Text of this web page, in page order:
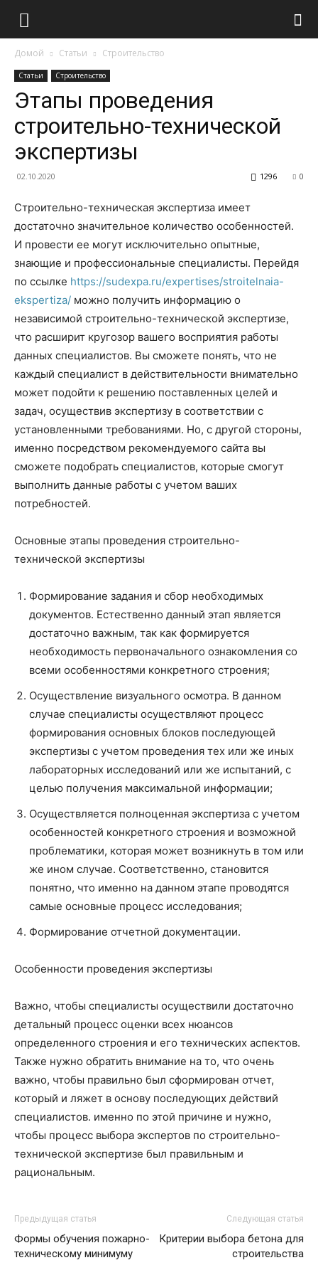
Домой Статьи Строительство
Статьи Строительство
Этапы проведения
строительно-технической
экспертизы
02.10.2020 0
1296
Строительно-техническая экспертиза имеет
достаточно значительное количество особенностей.
И провести ее могут исключительно опытные,
знающие и профессиональные специалисты. Перейдя
по ссылке https://sudexpa.ru/expertises/stroitelnaia-
ekspertiza/ можно получить информацию о
независимой строительно-технической экспертизе,
что расширит кругозор вашего восприятия работы
данных специалистов. Вы сможете понять, что не
каждый специалист в действительности внимательно
может подойти к решению поставленных целей и
задач, осуществив экспертизу в соответствии с
установленными требованиями. Но, с другой стороны,
именно посредством рекомендуемого сайта вы
сможете подобрать специалистов, которые смогут
выполнить данные работы с учетом ваших
потребностей.
Основные этапы проведения строительно-
технической экспертизы
Формирование задания и сбор необходимых
документов. Естественно данный этап является
достаточно важным, так как формируется
необходимость первоначального ознакомления со
всеми особенностями конкретного строения;
Осуществление визуального осмотра. В данном
случае специалисты осуществляют процесс
формирования основных блоков последующей
экспертизы с учетом проведения тех или же иных
лабораторных исследований или же испытаний, с
целью получения максимальной информации;
Осуществляется полноценная экспертиза с учетом
особенностей конкретного строения и возможной
проблематики, которая может возникнуть в том или
же ином случае. Соответственно, становится
понятно, что именно на данном этапе проводятся
самые основные процесс исследования;
Формирование отчетной документации.
Особенности проведения экспертизы
Важно, чтобы специалисты осуществили достаточно
детальный процесс оценки всех нюансов
определенного строения и его технических аспектов.
Также нужно обратить внимание на то, что очень
важно, чтобы правильно был сформирован отчет,
который и ляжет в основу последующих действий
специалистов. именно по этой причине и нужно,
чтобы процесс выбора экспертов по строительно-
технической экспертизе был правильным и
рациональным.
Предыдущая статья
Формы обучения пожарно-
техническому минимуму
Следующая статья
Критерии выбора бетона для
строительства